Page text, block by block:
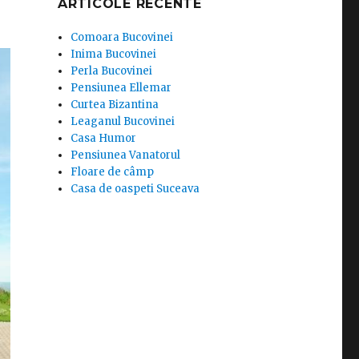
ARTICOLE RECENTE
Comoara Bucovinei
Inima Bucovinei
Perla Bucovinei
Pensiunea Ellemar
Curtea Bizantina
Leaganul Bucovinei
Casa Humor
Pensiunea Vanatorul
Floare de câmp
Casa de oaspeti Suceava